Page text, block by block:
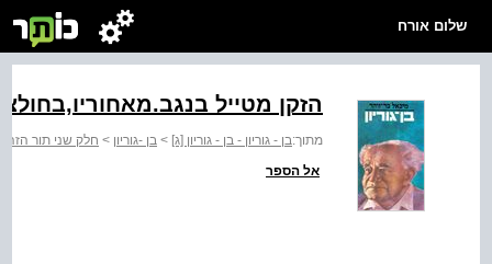
שלום אורח
הזקן מטייל
מתוך:בן - גוריון - בן - גוריון [ג] > בן -גוריון > חלק שני תור הזהב
אל הספר